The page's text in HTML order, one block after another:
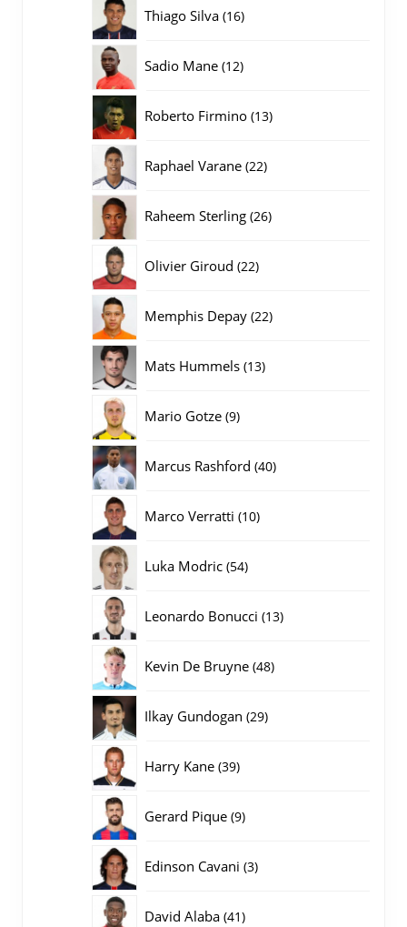
Thiago Silva 1616
Sadio Mane 1212
Roberto Firmino 1313
Raphael Varane 2222
Raheem Sterling 2626
Olivier Giroud 2222
Memphis Depay 2222
Mats Hummels 1313
Mario Gotze 99
Marcus Rashford 4040
Marco Verratti 1010
Luka Modric 5454
Leonardo Bonucci 1313
Kevin De Bruyne 4848
Ilkay Gundogan 2929
Harry Kane 3939
Gerard Pique 99
Edinson Cavani 33
David Alaba 4141